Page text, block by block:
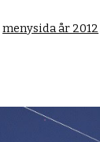
menysida år 2012